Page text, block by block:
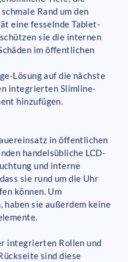
Rand um den
eine fesselnde Tablet-
sie die internen
im öffentlichen
Lösung auf die nächste
integrierten Slimline-
hinzufügen.
in öffentlichen
handelsübliche LCD-
und interne
sie rund um die Uhr
können. Um
sie außerdem keine
integrierten Rollen und
sind diese